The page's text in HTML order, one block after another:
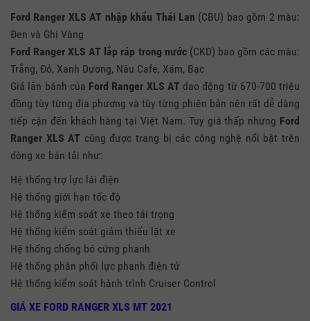
Ford Ranger XLS AT nhập khẩu Thái Lan (CBU) bao gồm 2 màu:
Đen và Ghi Vàng
Ford Ranger XLS AT lắp ráp trong nước(CKD) bao gồm các màu:
Trắng, Đỏ, Xanh Dương, Nâu Cafe, Xám, Bạc
Giá lăn bánh của Ford Ranger XLS AT dao động từ 670-700 triệu
đồng tùy từng địa phương và tùy từng phiên bản nên rất dễ dàng
tiếp cận đến khách hàng tại Việt Nam. Tuy giá thấp nhưng Ford
Ranger XLS AT cũng được trang bị các công nghệ nổi bật trên
dòng xe bán tải như:
Hệ thống trợ lực lái điện
Hệ thống giới hạn tốc độ
Hệ thống kiểm soát xe theo tải trọng
Hệ thống kiểm soát giảm thiểu lật xe
Hệ thống chống bó cứng phanh
Hệ thống phân phối lực phanh điện tử
Hệ thống kiểm soát hành trình Cruiser Control
GIÁ XE FORD RANGER XLS MT 2021